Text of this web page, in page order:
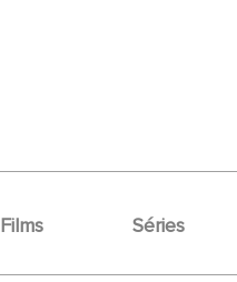
Films Séries